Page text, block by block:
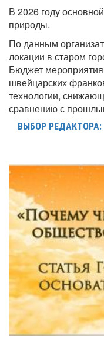
В 2026 году
природы.
По данным
локации в старом
Бюджет
швейцарских
технологии,
сравнению с
ВЫБОР РЕДАКТОРА: